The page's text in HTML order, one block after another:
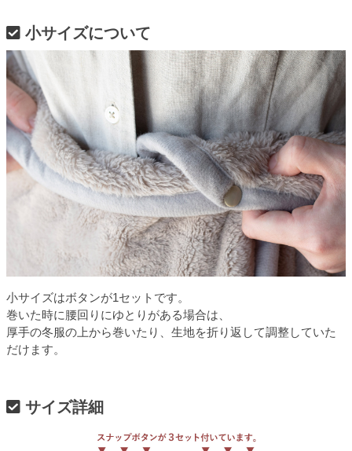
小サイズについて
小サイズはボタンが1セットです。
巻いた時に腰回りにゆとりがある場合は、
厚手の冬服の上から巻いたり、生地を折り返して調整していた
だけます。
サイズ詳細